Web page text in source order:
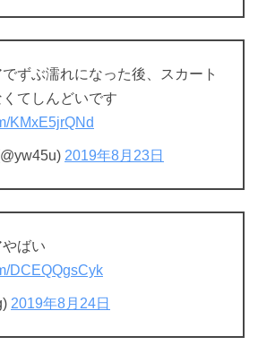
ずぶ濡れになった後、スカート
てしんどいです
KMxE5jrQNd
2019年8月23日
ばい
DCEQQgsCyk
2019年8月24日